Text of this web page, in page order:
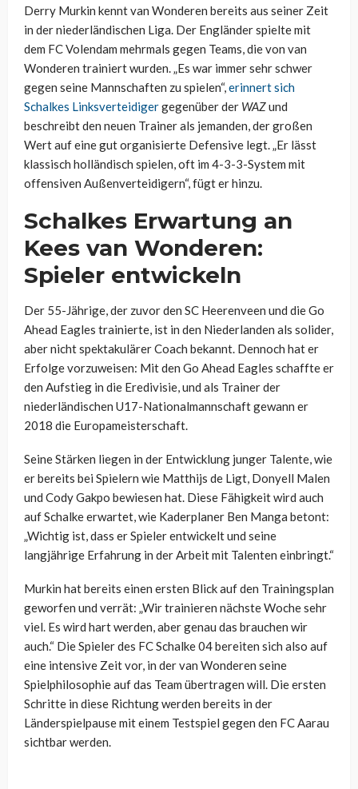
Derry Murkin kennt van Wonderen bereits aus seiner Zeit
in der niederländischen Liga. Der Engländer spielte mit
dem FC Volendam mehrmals gegen Teams, die von van
Wonderen trainiert wurden. „Es war immer sehr schwer
gegen seine Mannschaften zu spielen“,erinnert sich
Schalkes Linksverteidigergegenüber der WAZund
beschreibt den neuen Trainer als jemanden, der großen
Wert auf eine gut organisierte Defensive legt. „Er lässt
klassisch holländisch spielen, oft im 4-3-3-System mit
offensiven Außenverteidigern“, fügt er hinzu.
Schalkes Erwartung an
Kees van Wonderen:
Spieler entwickeln
Der 55-Jährige, der zuvor den SC Heerenveen und die Go
Ahead Eagles trainierte, ist in den Niederlanden als solider,
aber nicht spektakulärer Coach bekannt. Dennoch hat er
Erfolge vorzuweisen: Mit den Go Ahead Eagles schaffte er
den Aufstieg in die Eredivisie, und als Trainer der
niederländischen U17-Nationalmannschaft gewann er
2018 die Europameisterschaft.
Seine Stärken liegen in der Entwicklung junger Talente, wie
er bereits bei Spielern wie Matthijs de Ligt, Donyell Malen
und Cody Gakpo bewiesen hat. Diese Fähigkeit wird auch
auf Schalke erwartet, wie Kaderplaner Ben Manga betont:
„Wichtig ist, dass er Spieler entwickelt und seine
langjährige Erfahrung in der Arbeit mit Talenten einbringt.“
Murkin hat bereits einen ersten Blick auf den Trainingsplan
geworfen und verrät: „Wir trainieren nächste Woche sehr
viel. Es wird hart werden, aber genau das brauchen wir
auch.“ Die Spieler des FC Schalke 04 bereiten sich also auf
eine intensive Zeit vor, in der van Wonderen seine
Spielphilosophie auf das Team übertragen will. Die ersten
Schritte in diese Richtung werden bereits in der
Länderspielpause mit einem Testspiel gegen den FC Aarau
sichtbar werden.